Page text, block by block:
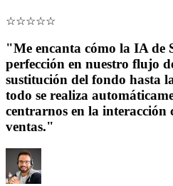
☆☆☆☆☆
"Me encanta cómo la IA de
perfección en nuestro flujo
sustitución del fondo hasta
todo se realiza
centrarnos en la interacción
ventas."